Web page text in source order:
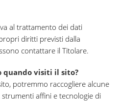
al trattamento dei dati
diritti previsti dalla
contattare il Titolare.
quando visiti il sito?
potremmo raccogliere alcune
affini e tecnologie di